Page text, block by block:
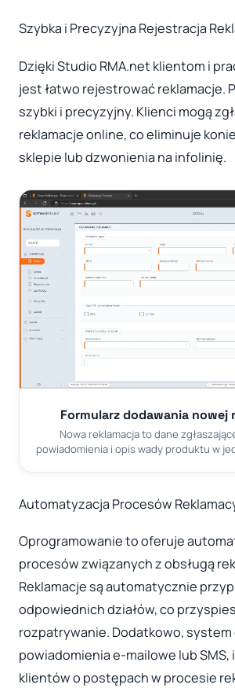
Szybka i Precyzyjna Rejestracja
Dzięki Studio RMA.net klientom i
jest łatwo rejestrować reklamacje.
szybki i precyzyjny. Klienci mogą
reklamacje online, co eliminuje
sklepie lub dzwonienia na infolinię.
Formularz dodawania nowej
Nowa reklamacja to dane
powiadomienia i opis wady produktu w
Automatyzacja Procesów
Oprogramowanie to oferuje
procesów związanych z obsługą
Reklamacje są automatycznie
odpowiednich działów, co
rozpatrywanie. Dodatkowo,
powiadomienia e-mailowe lub
klientów o postępach w procesie